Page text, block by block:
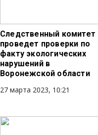
Следственный комитет
проведет проверки по
факту экологических
нарушений в
Воронежской области
27 марта 2023, 10:21